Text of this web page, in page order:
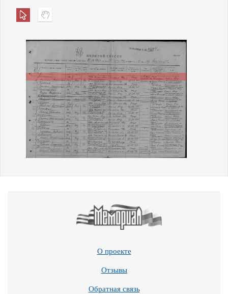
О проекте
Отзывы
Обратная связь